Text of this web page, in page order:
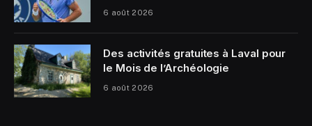
6 août 2026
Des activités gratuites à Laval pour
le Mois de l’Archéologie
6 août 2026